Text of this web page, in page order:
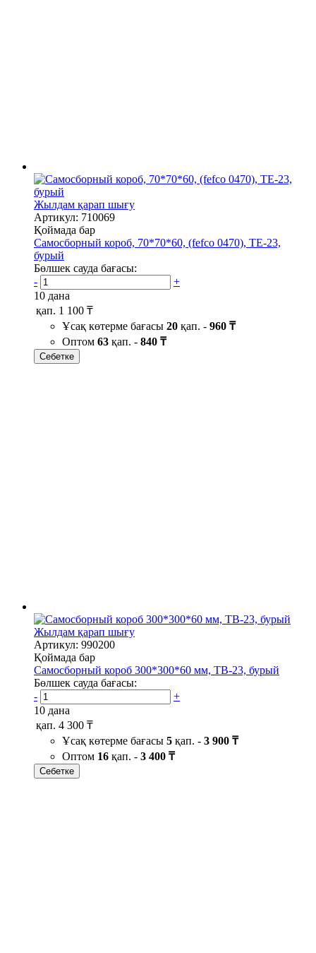
Жылдам қарап шығу
Артикул: 710069
Қоймада бар
Самосборный короб, 70*70*60, (fefco 0470), ТЕ-23,
бурый
Бөлшек сауда бағасы:
-
+
10 дана
қап. 1 100 ₸
Ұсақ көтерме бағасы 20 қап. - 960 ₸
Оптом 63 қап. - 840 ₸
Себетке
Жылдам қарап шығу
Артикул: 990200
Қоймада бар
Самосборный короб 300*300*60 мм, TB-23, бурый
Бөлшек сауда бағасы:
-
+
10 дана
қап. 4 300 ₸
Ұсақ көтерме бағасы 5 қап. - 3 900 ₸
Оптом 16 қап. - 3 400 ₸
Себетке